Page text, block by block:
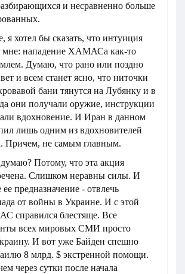
и несравненно больше
я хотел бы сказать, что интуиция
мне: нападение ХАМАСа как-то
Думаю, что рано или поздно
и всем станет ясно, что ниточки
бани тянутся на Лубянку и в
они получали оружие, инструкции
вдохновение. И Иран в данном
лишь одним из вдохновителей
Причем, не самым главным.
Потому, что эта акция
Слишком неравны силы. И
предназначение - отвлечь
от войны в Украине. И с этой
справился блестяще. Все
всех мировых СМИ просто
И вот уже Байден спешно
8 млрд. $ экстренной помощи.
через сутки после начала